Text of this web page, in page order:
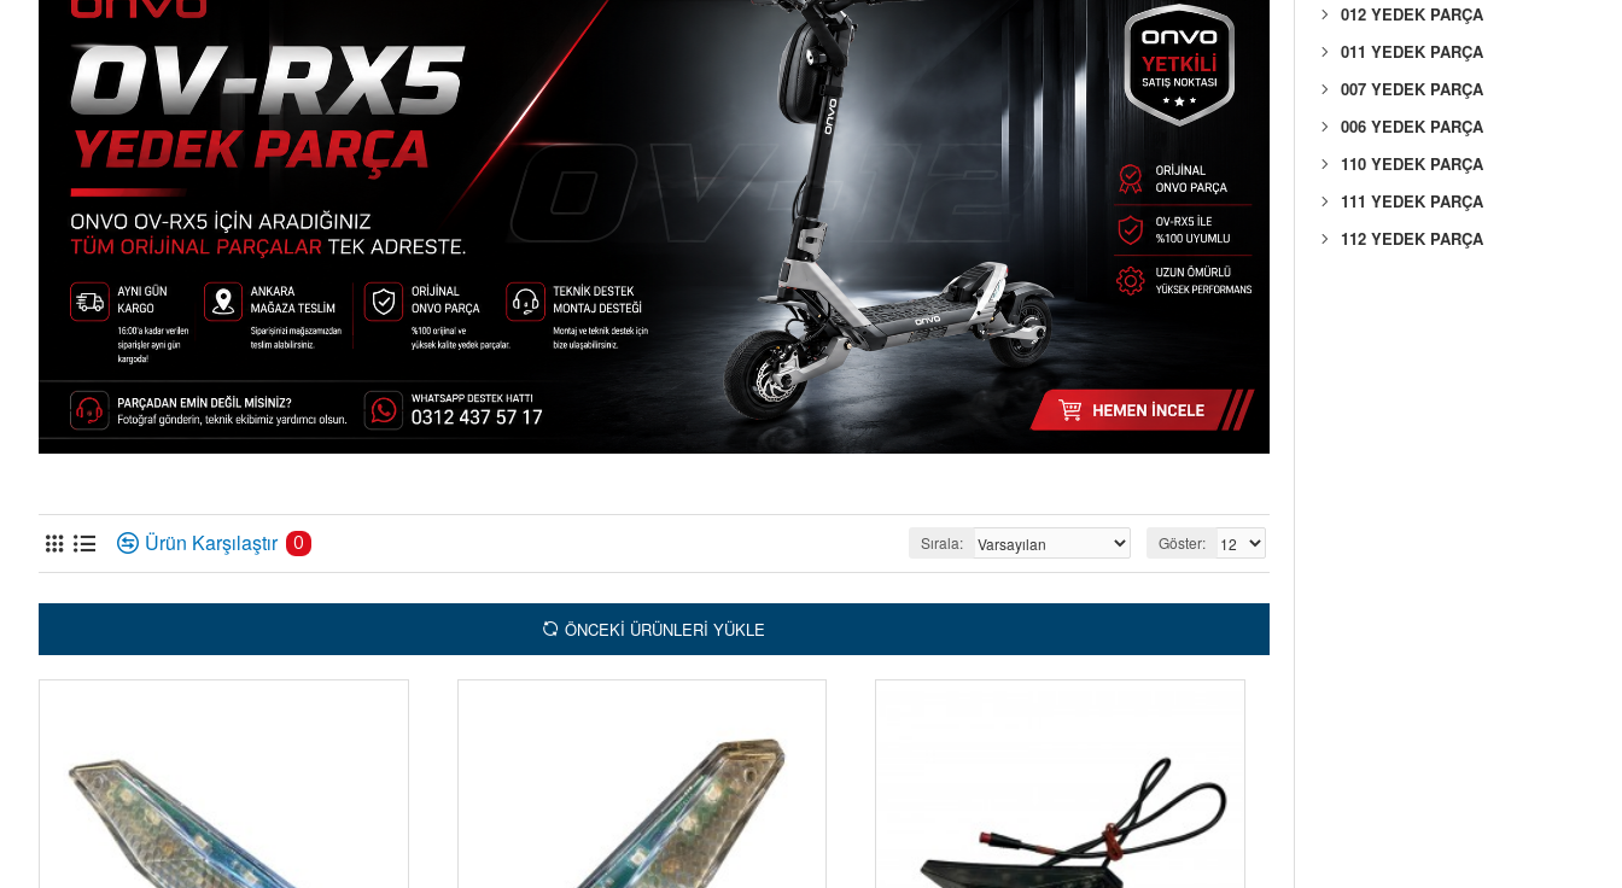
Ürün Karşılaştır 0 Sırala: Göster:
ÖNCEKI ÜRÜNLERI YÜKLE
012 YEDEK PARÇA
011 YEDEK PARÇA
007 YEDEK PARÇA
006 YEDEK PARÇA
110 YEDEK PARÇA
111 YEDEK PARÇA
112 YEDEK PARÇA